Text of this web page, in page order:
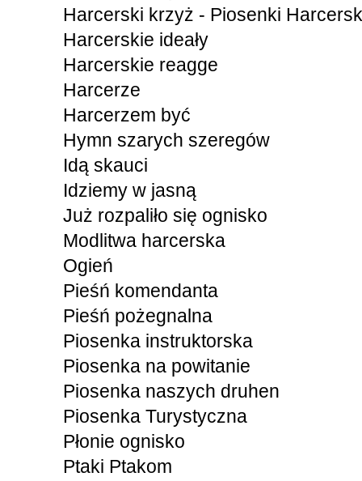
Harcerski krzyż - Piosenki
Harcerskie ideały
Harcerskie reagge
Harcerze
Harcerzem być
Hymn szarych szeregów
Idą skauci
Idziemy w jasną
Już rozpaliło się ognisko
Modlitwa harcerska
Ogień
Pieśń komendanta
Pieśń pożegnalna
Piosenka instruktorska
Piosenka na powitanie
Piosenka naszych druhen
Piosenka Turystyczna
Płonie ognisko
Ptaki Ptakom